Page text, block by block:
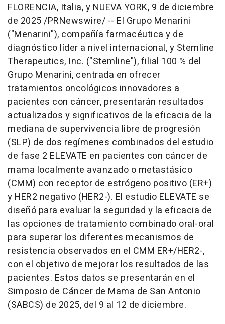
FLORENCIA, Italia, y NUEVA YORK, 9 de diciembre
de 2025/PRNewswire/ -- El Grupo Menarini
("Menarini"), compañía farmacéutica y de
diagnóstico líder a nivel internacional, y Stemline
Therapeutics, Inc. ("Stemline"), filial 100 % del
Grupo Menarini, centrada en ofrecer
tratamientos oncológicos innovadores a
pacientes con cáncer, presentarán resultados
actualizados y significativos de la eficacia de la
mediana de supervivencia libre de progresión
(SLP) de dos regímenes combinados del estudio
de fase 2 ELEVATE en pacientes con cáncer de
mama localmente avanzado o metastásico
(CMM) con receptor de estrógeno positivo (ER+)
y HER2 negativo (HER2-). El estudio ELEVATE se
diseñó para evaluar la seguridad y la eficacia de
las opciones de tratamiento combinado oral-oral
para superar los diferentes mecanismos de
resistencia observados en el CMM ER+/HER2-,
con el objetivo de mejorar los resultados de las
pacientes. Estos datos se presentarán en el
Simposio de Cáncer de Mama de San Antonio
(SABCS) de 2025, del 9 al 12 de diciembre.